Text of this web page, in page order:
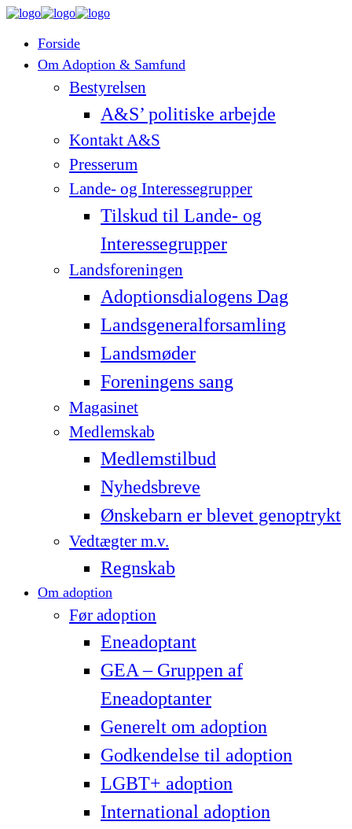
Forside
Om Adoption & Samfund
Bestyrelsen
A&S’ politiske arbejde
Kontakt A&S
Presserum
Lande- og Interessegrupper
Tilskud til Lande- og
Interessegrupper
Landsforeningen
Adoptionsdialogens Dag
Landsgeneralforsamling
Landsmøder
Foreningens sang
Magasinet
Medlemskab
Medlemstilbud
Nyhedsbreve
Ønskebarn er blevet genoptrykt
Vedtægter m.v.
Regnskab
Om adoption
Før adoption
Eneadoptant
GEA – Gruppen af
Eneadoptanter
Generelt om adoption
Godkendelse til adoption
LG­BT+ adoption
International adoption